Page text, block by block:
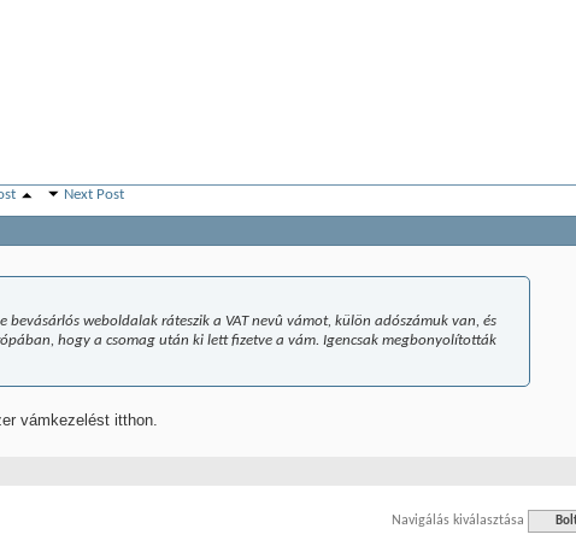
Next Post
bevásárlós weboldalak ráteszik a VAT nevû vámot, külön adószámuk van, és
hogy a csomag után ki lett fizetve a vám. Igencsak megbonyolították
vámkezelést itthon.
Navigálás kiválasztása